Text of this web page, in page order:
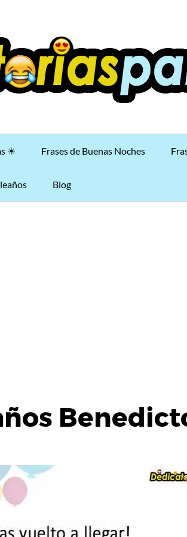
☀ Frases de Buenas Noches
Blog